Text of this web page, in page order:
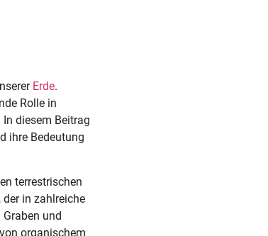
Erde.
Rolle in
diesem Beitrag
ihre Bedeutung
terrestrischen
in zahlreiche
und
organischem